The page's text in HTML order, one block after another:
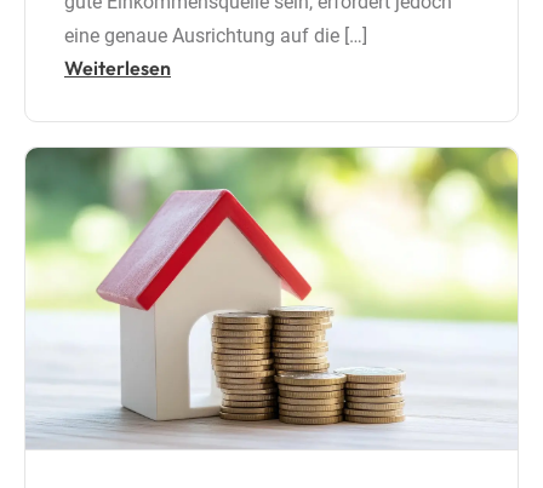
eine genaue Ausrichtung auf die […]
Weiterlesen